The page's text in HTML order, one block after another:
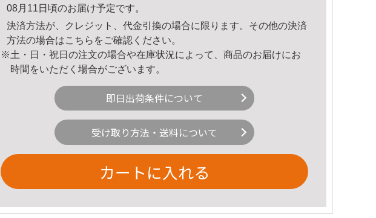
08月11日頃のお届け予定です。
決済方法が、クレジット、代金引換の場合に限ります。その他の決済
方法の場合はこちら をご確認ください。
※土・日・祝日の注文の場合や在庫状況によって、商品のお届けにお
時間をいただく場合がございます。
即日出荷条件について
受け取り方法・送料について
カートに入れる